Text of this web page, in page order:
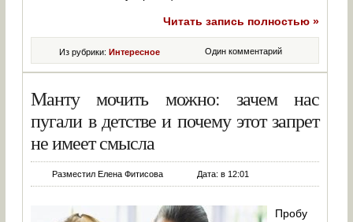
Читать запись полностью »
Один комментарий
Из рубрики:Интересное
Манту мочить можно: зачем нас
пугали в детстве и почему этот запрет
не имеет смысла
Разместил Елена Фитисова Дата: в 12:01
Пробу